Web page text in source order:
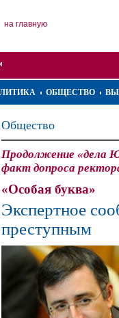
на главную
ОБЩЕСТВО
Общество
Продолжение «дела
факт допроса
«Особая буква»
Экспертное
преступным